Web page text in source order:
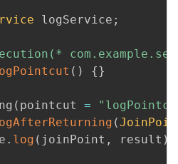
logService ;
( ) {}
( pointcut =
(
. log ( joinPoint , result )